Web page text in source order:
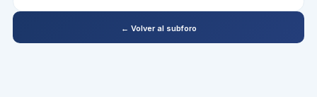
← Volver al subforo